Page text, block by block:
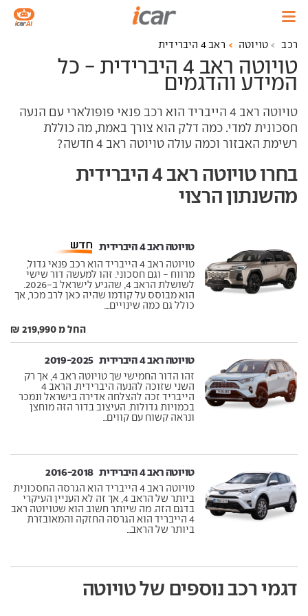
רכב טויוטה ראב 4 היברידית
טויוטה ראב 4 היברידית - כל
המידע והדגמים
טויוטה ראב 4 הייבריד הוא רכב פנאי פופולארי עם הנעה
חסכונית למדי. כמה דלק הוא צורך באמת, מה כוללת
רשימת האבזור וכמה עולה טויוטה ראב 4 חדשה?
בחרו טויוטה ראב 4 היברידית
מהשנתון הרצוי
טויוטה ראב 4 היברידית ‏
טויוטה ראב 4 הייבריד הוא רכב פנאי גדול,
מרווח - וגם חסכוני. זהו למעשה דור שישי
לשושלת הראב 4, שהגיע לישראל ב-2026.
הוא מבוסס על קודמו שהיה כאן לרב מכר, אך
כולל גם כמה שינויים....
החל מ 219,990 ₪
טויוטה ראב 4 היברידית ‏ 2019-2025
זהו הדור החמישי שך טויוטה ראב 4, אך רק
השני שזוכה להנעה היברידית. הראב 4
הייבריד זכה להצלחה אדירה בישראל ונמכר
בכמויות גדולות. העיצוב בדור הזה מוחצן
ונראה קשוח עם קווים...
טויוטה ראב 4 היברידית ‏ 2016-2018
טויוטה ראב 4 הייבריד הוא הגרסה החסכונית
ביותר של הראב 4, אך זה לא העניין העיקרי
בדגם הזה. מה שיותר חשוב הוא שטויוטה ראב
4 הייבריד הוא הגרסה החזקה והמאובזרת
ביותר של הראב...
דגמי רכב נוספים של טויוטה